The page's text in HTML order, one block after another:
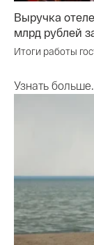
Выручка
млрд рублей
Итоги работы
Узнать больше...